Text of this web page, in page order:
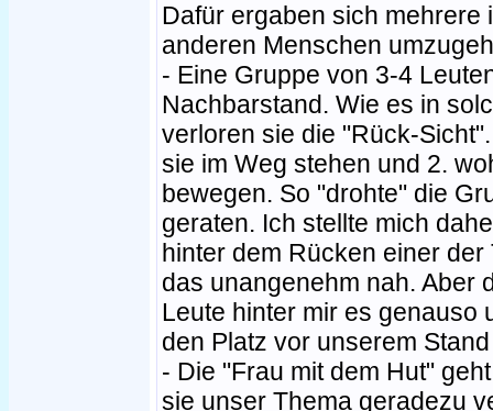
Dafür ergaben sich mehrere
anderen Menschen
- Eine Gruppe von 3-4
Nachbarstand. Wie es in
verloren sie die "Rück-
sie im Weg stehen und 2.
bewegen. So "drohte" die
geraten. Ich stellte mich
hinter dem Rücken einer
das unangenehm nah. Aber
Leute hinter mir es genauso
den Platz vor unserem
- Die "Frau mit dem Hut"
sie unser Thema geradezu